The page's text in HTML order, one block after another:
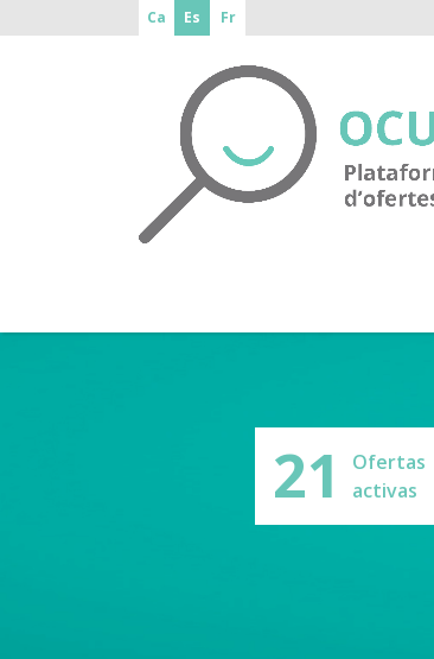
Ca Es Fr
21
Ofertas
activas